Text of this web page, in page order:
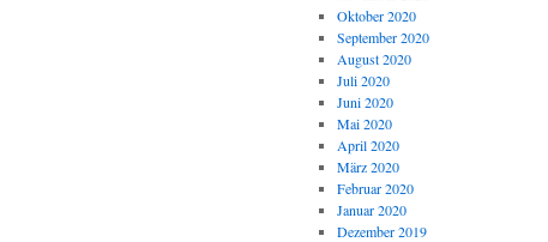
Oktober 2020
September 2020
August 2020
Juli 2020
Juni 2020
Mai 2020
April 2020
März 2020
Februar 2020
Januar 2020
Dezember 2019